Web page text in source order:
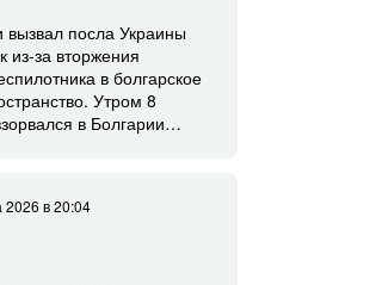
посла Украины
за вторжения
в болгарское
Утром 8
в Болгарии…
2026в 20:04